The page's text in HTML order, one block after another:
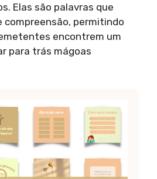
Elas são palavras que
permitindo
encontrem um
para trás mágoas